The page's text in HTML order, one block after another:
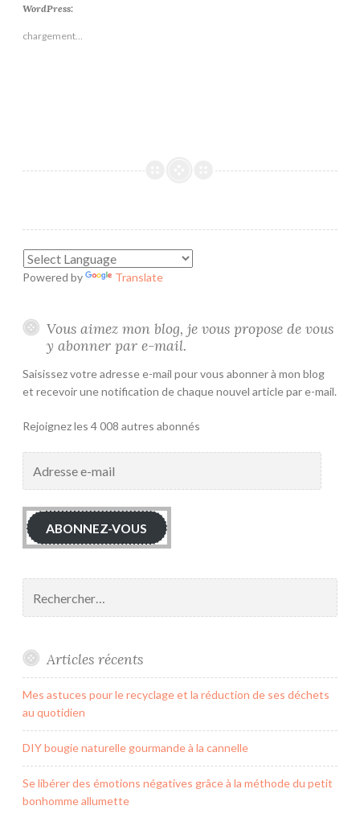
WordPress:
chargement…
Powered by Translate
Vous aimez mon blog, je vous propose de vous
y abonner par e-mail.
Saisissez votre adresse e-mail pour vous abonner à mon blog
et recevoir une notification de chaque nouvel article par e-mail.
Rejoignez les 4 008 autres abonnés
ABONNEZ-VOUS
Articles récents
Mes astuces pour le recyclage et la réduction de ses déchets
au quotidien
DIY bougie naturelle gourmande à la cannelle
Se libérer des émotions négatives grâce à la méthode du petit
bonhomme allumette